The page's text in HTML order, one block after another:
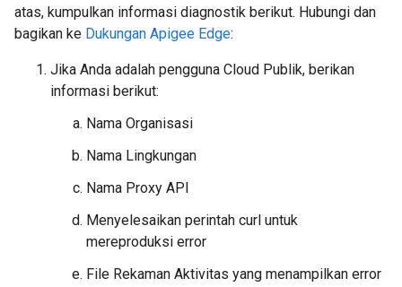
atas, kumpulkan informasi diagnostik berikut. Hubungi dan
bagikan ke Dukungan Apigee Edge:
Jika Anda adalah pengguna Cloud Publik, berikan
informasi berikut:
Nama Organisasi
Nama Lingkungan
Nama Proxy API
Menyelesaikan perintah curl untuk
mereproduksi error
File Rekaman Aktivitas yang menampilkan error